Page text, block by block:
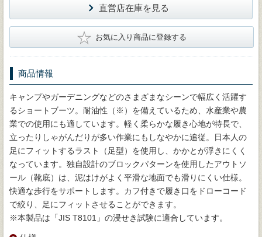
直営店在庫を見る
★ お気に入り商品に登録する
商品情報
キャンプやガーデニングなどのさまざまなシーンで幅広く活躍す
るショートブーツ。耐油性（※）を備えているため、水産業や農
業での使用にも適しています。軽く柔らかな履き心地が特長で、
立ったりしゃがんだりが多い作業にもしなやかに追従。日本人の
足にフィットするラスト（足型）を使用し、かかとが浮きにくく
なっています。独自設計のブロックパターンを使用したアウトソ
ール（靴底）は、泥はけがよく平滑な地面でも滑りにくい仕様。
快適な歩行をサポートします。カフ付きで履き口をドローコード
で絞り、足にフィットさせることができます。
※本製品は「JIS T8101」の浸せき試験に適合しています。